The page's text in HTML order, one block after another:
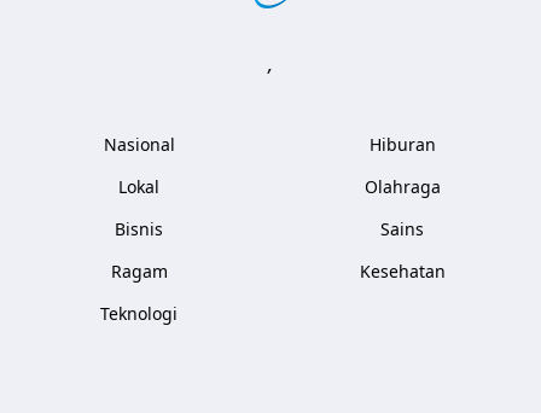
,
Nasional
Lokal
Bisnis
Ragam
Teknologi
Hiburan
Olahraga
Sains
Kesehatan